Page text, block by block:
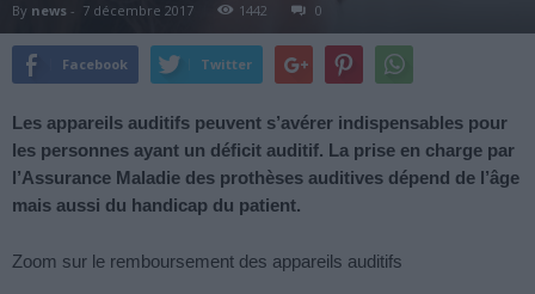
By news - 7 décembre 2017 1442 0
Facebook Twitter
Les appareils auditifs peuvent s’avérer indispensables pour
les personnes ayant un déficit auditif. La prise en charge par
l’Assurance Maladie des prothèses auditives dépend de l’âge
mais aussi du handicap du patient.
Zoom sur le remboursement des appareils auditifs